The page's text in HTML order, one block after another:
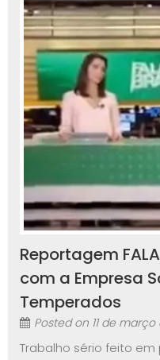
Reportagem FALA
com a Empresa
Temperados
Posted on 11 de
Trabalho sério feito